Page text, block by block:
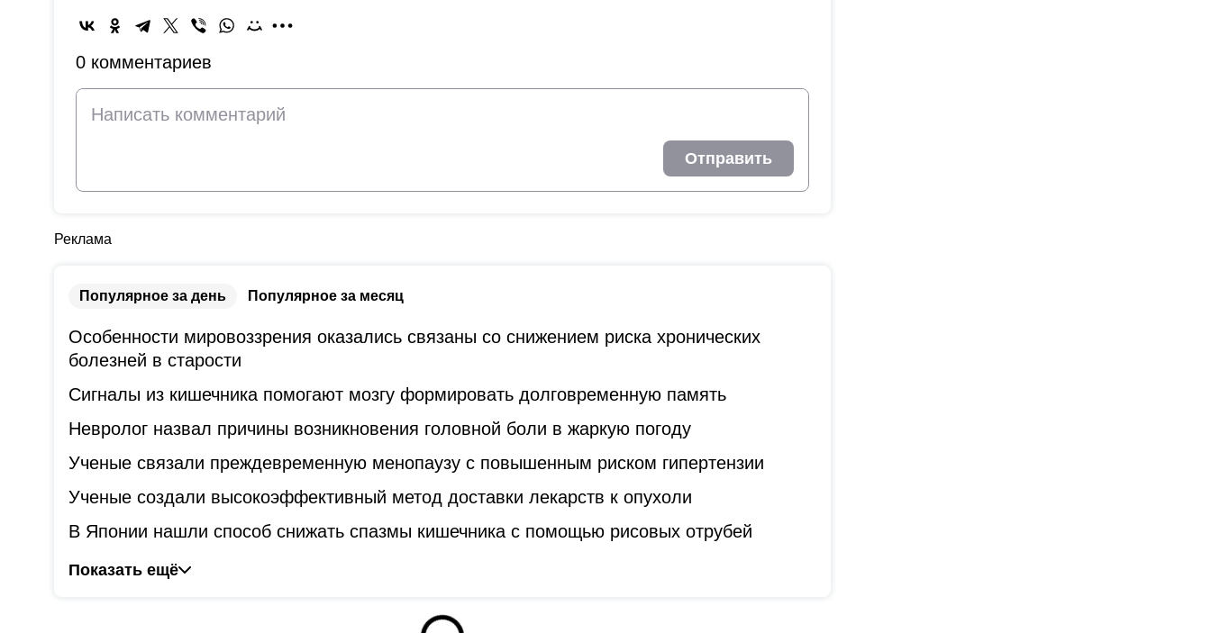
0 комментариев
Отправить
Реклама
Популярное за день Популярное за месяц
Особенности мировоззрения оказались связаны со снижением риска хронических
болезней в старости
Сигналы из кишечника помогают мозгу формировать долговременную память
Невролог назвал причины возникновения головной боли в жаркую погоду
Ученые связали преждевременную менопаузу с повышенным риском гипертензии
Ученые создали высокоэффективный метод доставки лекарств к опухоли
В Японии нашли способ снижать спазмы кишечника с помощью рисовых отрубей
Показать ещё